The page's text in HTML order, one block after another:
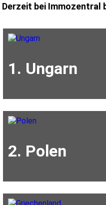
Derzeit bei Immozentral
1. Ungarn
2. Polen